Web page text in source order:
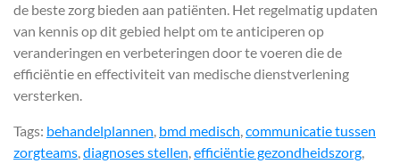
de beste zorg bieden aan patiënten. Het regelmatig updaten
van kennis op dit gebied helpt om te anticiperen op
veranderingen en verbeteringen door te voeren die de
efficiëntie en effectiviteit van medische dienstverlening
versterken.
Tags: behandelplannen, bmd medisch,communicatie tussen
zorgteams,diagnoses stellen,efficiëntie gezondheidszorg,